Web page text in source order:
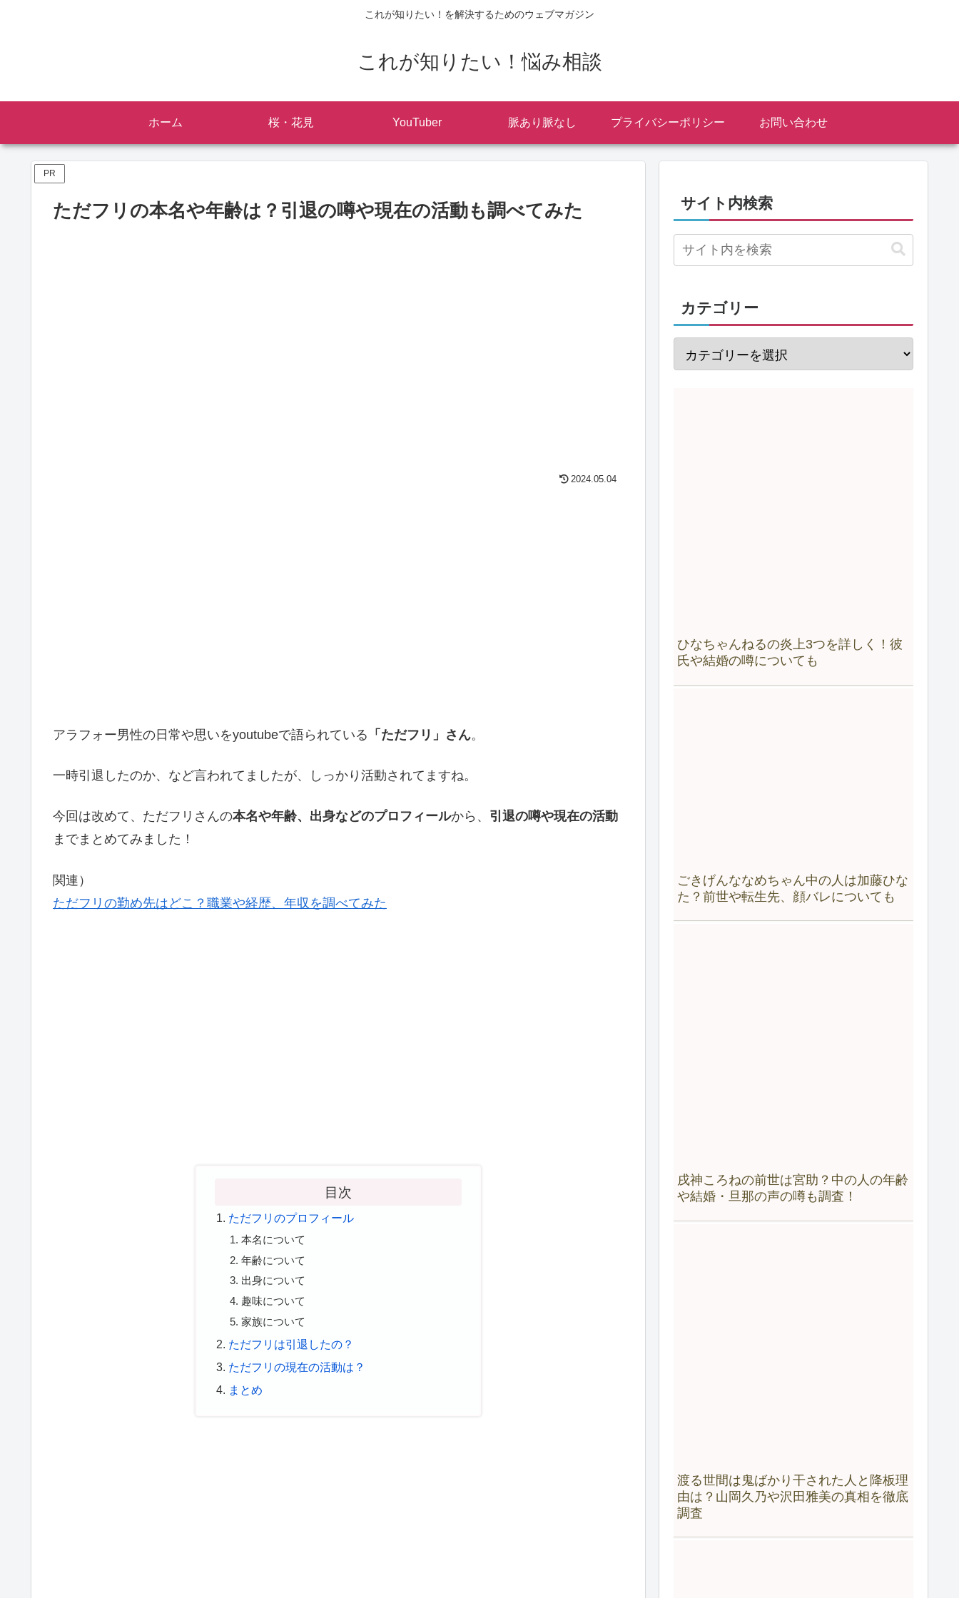
これが知りたい！を解決するためのウェブマガジン
これが知りたい！悩み相談
ホーム 桜・花見 YouTuber 脈あり脈なし プライバシーポリシー お問い合わせ
PR
ただフリの本名や年齢は？引退の噂や現在の活動も調べてみた
2024.05.04
アラフォー男性の日常や思いをyoutubeで語られている 「ただフリ」さん。
一時引退したのか、など言われてましたが、しっかり活動されてますね。
今回は改めて、ただフリさんの本名や年齢、出身などのプロフィールから、 引退の噂や現在の活動
までまとめてみました！
関連）
ただフリの勤め先はどこ？職業や経歴、年収を調べてみた
目次
ただフリのプロフィール
本名について
年齢について
出身について
趣味について
家族について
ただフリは引退したの？
ただフリの現在の活動は？
まとめ
サイト内検索
カテゴリー
ひなちゃんねるの炎上3つを詳しく！彼
氏や結婚の噂についても
ごきげんななめちゃん中の人は加藤ひな
た？前世や転生先、顔バレについても
戌神ころねの前世は宮助？中の人の年齢
や結婚・旦那の声の噂も調査！
渡る世間は鬼ばかり干された人と降板理
由は？山岡久乃や沢田雅美の真相を徹底
調査